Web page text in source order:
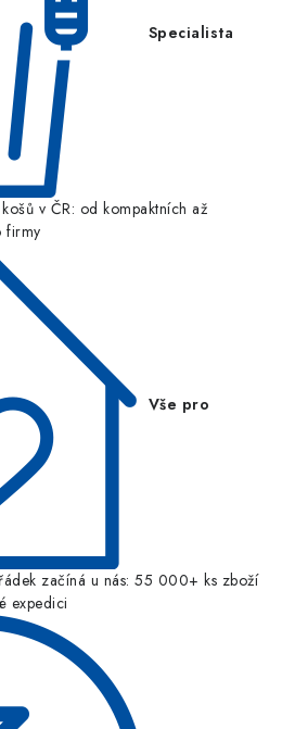
Specialista
v ČR: od kompaktních až
firmy
Vše pro
začíná u nás: 55 000+ ks zboží
expedici